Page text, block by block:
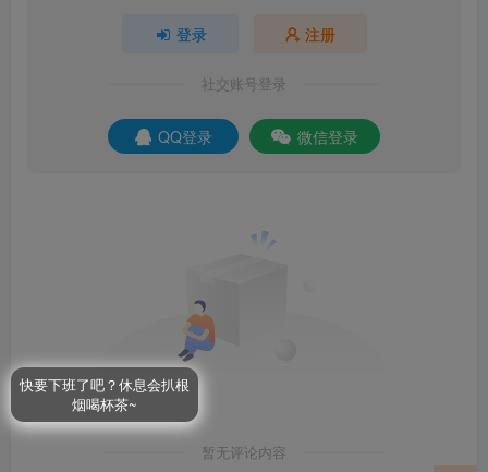
登录 注册
社交账号登录
QQ登录 微信登录
暂无评论内容
快要下班了吧？休息会扒根
烟喝杯茶~